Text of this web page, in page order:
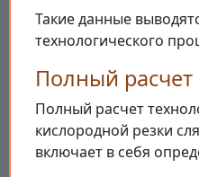
Такие данные
технологического
Полный
Полный расчет
кислородной резки
включает в себя